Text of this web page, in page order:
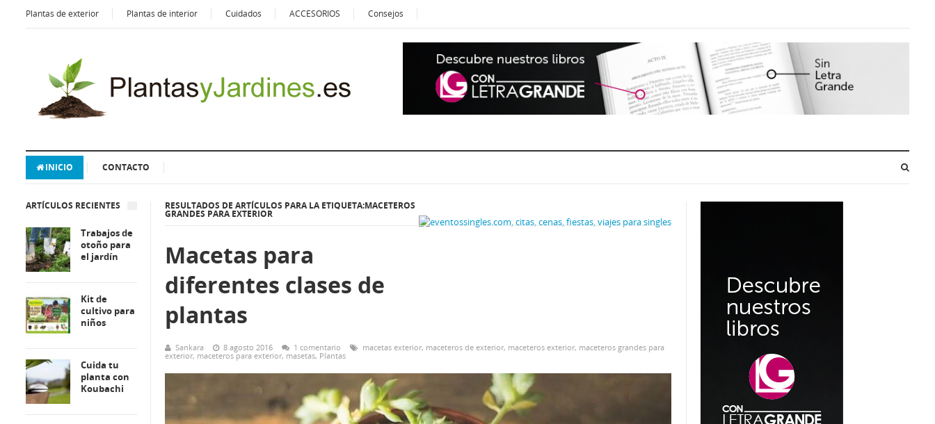
Plantas de exterior Plantas de interior Cuidados ACCESORIOS Consejos
INICIO CONTACTO
RESULTADOS DE ARTÍCULOS PARA LA ETIQUETA:MACETEROS
GRANDES PARA EXTERIOR
Macetas para
diferentes clases de
plantas
Sankara 8 agosto 2016 1 comentario macetas exterior, maceteros de exterior, maceteros exterior, maceteros grandes para
exterior, maceteros para exterior, masetas, Plantas
ARTÍCULOS RECIENTES
Trabajos de
otoño para
el jardín
Kit de
cultivo para
niños
Cuida tu
planta con
Koubachi